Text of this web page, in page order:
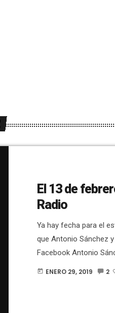
El 13 de
Radio
Ya hay fecha para el
que Antonio Sánchez
Facebook Antonio
Durante las últimas
today ENERO 29, 2019 2